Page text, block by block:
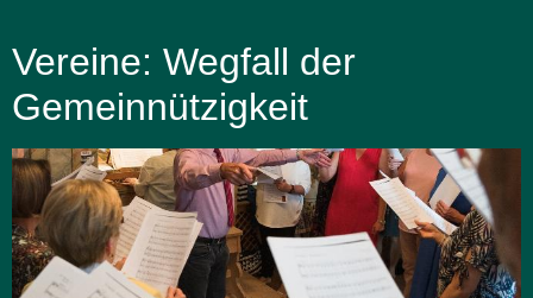
Vereine: Wegfall der
Gemeinnützigkeit